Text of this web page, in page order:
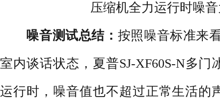
压缩机全力运行时噪音
噪音测试总结： 按照噪音标准来
室内谈话状态，夏普SJ-XF60S-N多
运行时，噪音值也不超过正常生活的